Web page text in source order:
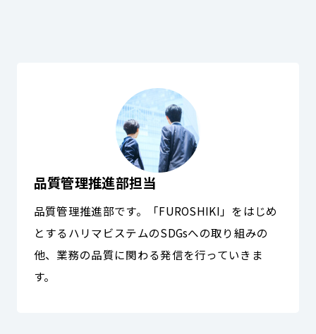
品質管理推進部担当
品質管理推進部です。「FUROSHIKI」をはじめ
とするハリマビステムのSDGsへの取り組みの
他、業務の品質に関わる発信を行っていきま
す。